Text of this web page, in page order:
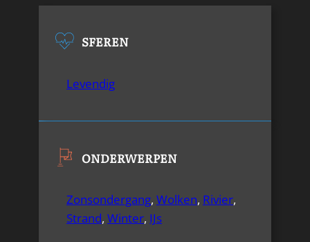
SFEREN
Levendig
ONDERWERPEN
Zonsondergang, Wolken, Rivier,
Strand, Winter, IJs